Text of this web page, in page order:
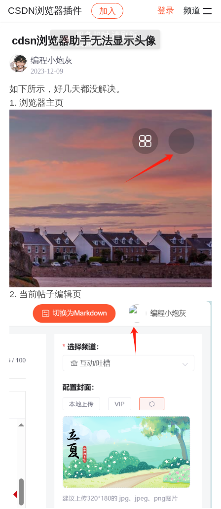
CSDN浏览器插件 加入 登录 频道
社区 CSDN浏览器插件 ☏ 互动/吐槽
cdsn浏览器助手无法显示头像
编程小炮灰
2023-12-09
如下所示，好几天都没解决。
1. 浏览器主页
2. 当前帖子编辑页